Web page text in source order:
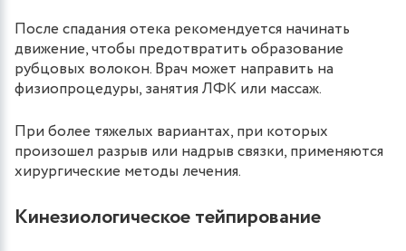
После спадания отека рекомендуется начинать
движение, чтобы предотвратить образование
рубцовых волокон. Врач может направить на
физиопроцедуры, занятия ЛФК или массаж.
При более тяжелых вариантах, при которых
произошел разрыв или надрыв связки, применяются
хирургические методы лечения.
Кинезиологическое тейпирование